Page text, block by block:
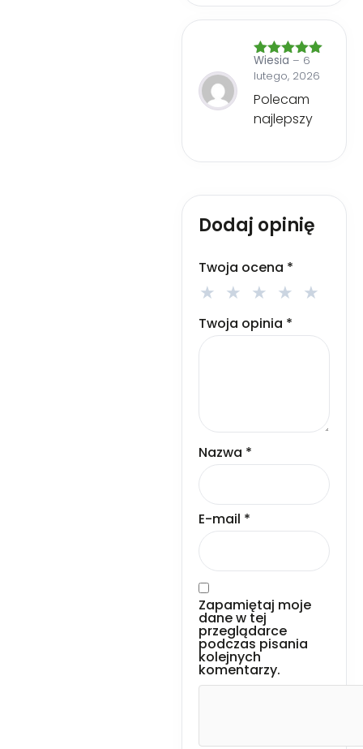
Oceniono
na 5
Wiesia – 6
lutego, 2026
Polecam
najlepszy
Dodaj opinię
Twoja ocena *
Twoja opinia *
Nazwa *
E-mail *
Zapamiętaj moje
dane w tej
przeglądarce
podczas pisania
kolejnych
komentarzy.